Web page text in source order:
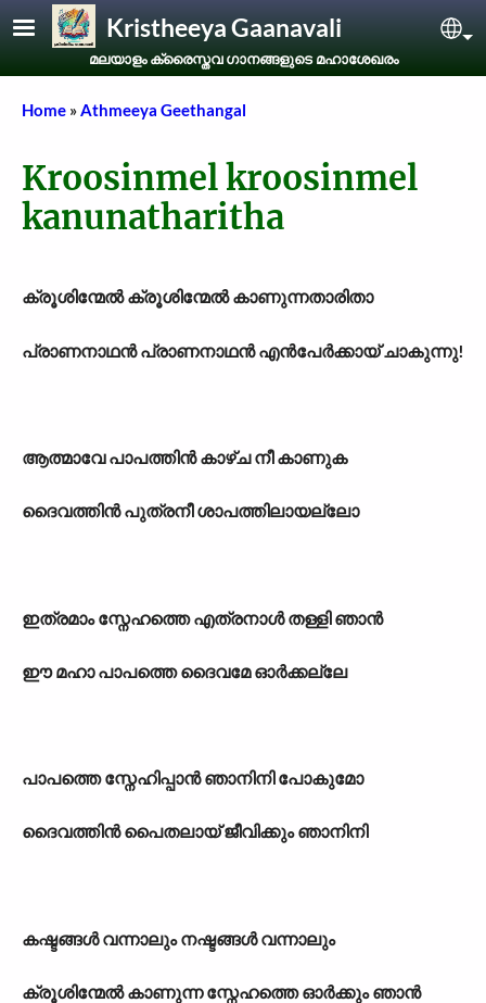
Skip to main contentKristheeya Gaanavali
മലയാളം ക്രൈസ്തവ ഗാനങ്ങളുടെ മഹാശേഖരം
Breadcrumb
Home Athmeeya Geethangal
Kroosinmel kroosinmel
kanunatharitha
ക്രൂശിന്മേൽ ക്രൂശിന്മേൽ കാണുന്നതാരിതാ
പ്രാണനാഥൻ പ്രാണനാഥൻ എൻപേർക്കായ് ചാകുന്നു!
ആത്മാവേ പാപത്തിൻ കാഴ്ച നീ കാണുക
ദൈവത്തിൻ പുത്രനീ ശാപത്തിലായല്ലോ
ഇത്രമാം സ്നേഹത്തെ എത്രനാൾ തള്ളി ഞാൻ
ഈ മഹാ പാപത്തെ ദൈവമേ ഓർക്കല്ലേ
പാപത്തെ സ്നേഹിപ്പാൻ ഞാനിനി പോകുമോ
ദൈവത്തിൻ പൈതലായ് ജീവിക്കും ഞാനിനി
കഷ്ടങ്ങൾ വന്നാലും നഷ്ടങ്ങൾ വന്നാലും
ക്രൂശിന്മേൽ കാണുന്ന സ്നേഹത്തെ ഓർക്കും ഞാൻ